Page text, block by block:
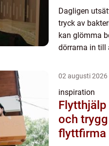
Dagligen
tryck av
kan glömma
dörrarna in till
02 augusti 2026
inspiration
och
flyttfirma